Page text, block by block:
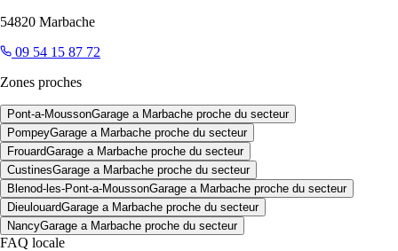
54820 Marbache
09 54 15 87 72
Zones proches
Pont-a-MoussonGarage a Marbache proche du secteur
PompeyGarage a Marbache proche du secteur
FrouardGarage a Marbache proche du secteur
CustinesGarage a Marbache proche du secteur
Blenod-les-Pont-a-MoussonGarage a Marbache proche du secteur
DieulouardGarage a Marbache proche du secteur
NancyGarage a Marbache proche du secteur
FAQ locale